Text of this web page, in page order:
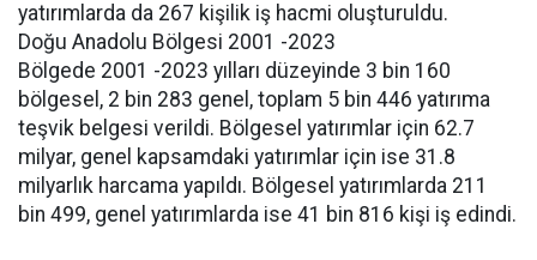
yatırımlarda da 267 kişilik iş hacmi oluşturuldu.
Doğu Anadolu Bölgesi 2001 -2023
Bölgede 2001 -2023 yılları düzeyinde 3 bin 160
bölgesel, 2 bin 283 genel, toplam 5 bin 446 yatırıma
teşvik belgesi verildi. Bölgesel yatırımlar için 62.7
milyar, genel kapsamdaki yatırımlar için ise 31.8
milyarlık harcama yapıldı. Bölgesel yatırımlarda 211
bin 499, genel yatırımlarda ise 41 bin 816 kişi iş edindi.